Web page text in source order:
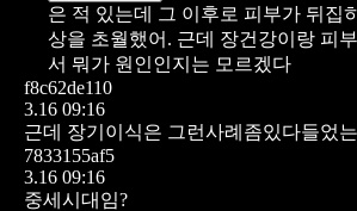
은 적 있는데 그 이후로 피부가 뒤집
상을 초월했어. 근데 장건강이랑 피
서 뭐가 원인인지는 모르겠다
f8c62de110
3.16 09:16
근데 장기이식은 그런사례좀있다들었는
7833155af5
3.16 09:16
중세시대임?